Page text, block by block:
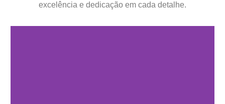
excelência e dedicação em cada detalhe.